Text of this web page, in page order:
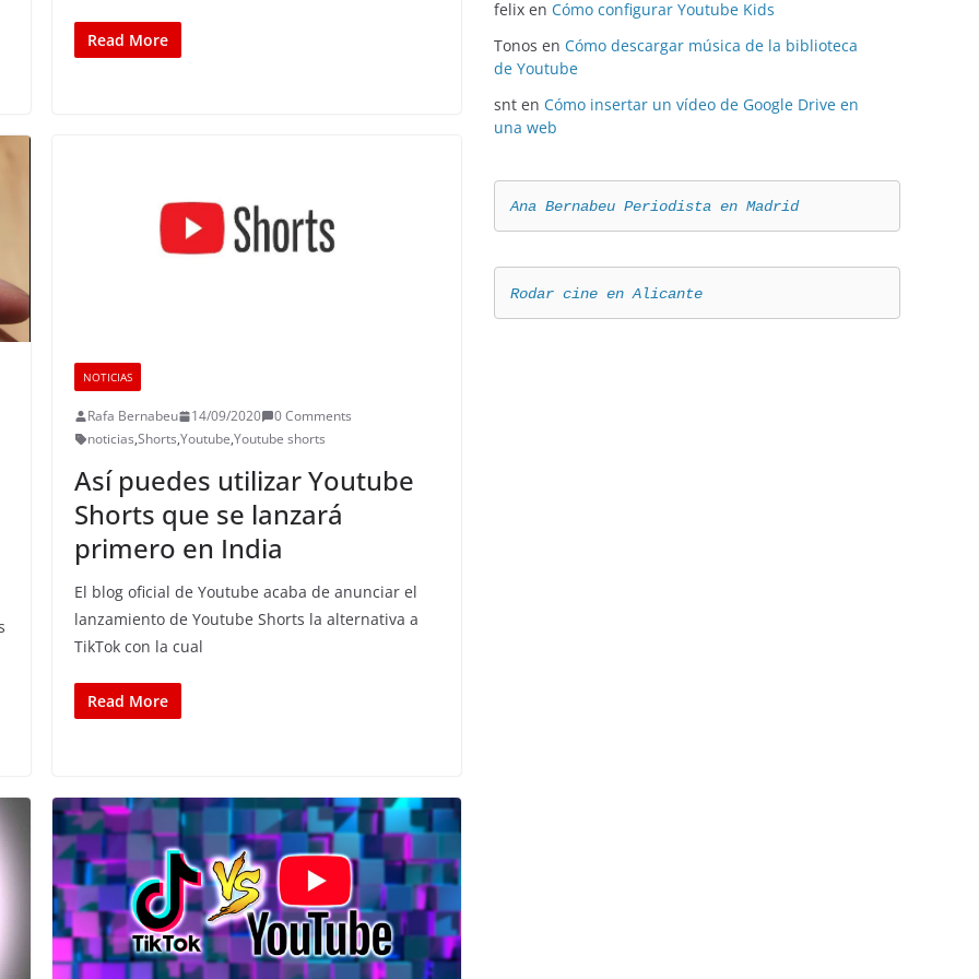
Read More
NOTICIAS
Rafa Bernabeu 14/09/2020
0 Comments
noticias,Shorts,Youtube,Youtube shorts
Así puedes utilizar Youtube
Shorts que se lanzará
primero en India
El blog oficial de Youtube acaba de anunciar el
lanzamiento de Youtube Shorts la alternativa a
TikTok con la cual
Read More
felix en Cómo configurar Youtube Kids
Tonos en Cómo descargar música de la biblioteca
de Youtube
snt en Cómo insertar un vídeo de Google Drive en
una web
Ana Bernabeu Periodista en Madrid
Rodar cine en Alicante